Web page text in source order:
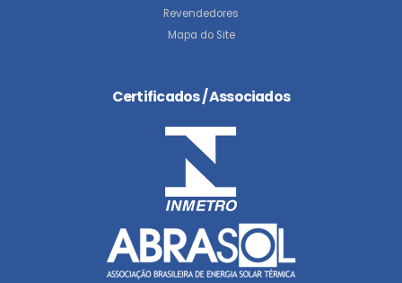
Revendedores
Mapa do Site
Certificados / Associados